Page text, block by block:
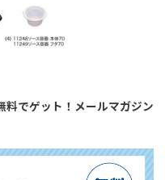
でゲット！メールマガジン